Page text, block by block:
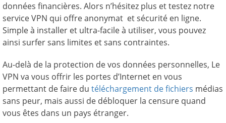
données financières. Alors n’hésitez plus et testez notre
service VPN qui offre anonymat et sécurité en ligne.
Simple à installer et ultra-facile à utiliser, vous pouvez
ainsi surfer sans limites et sans contraintes.
Au-delà de la protection de vos données personnelles, Le
VPN va vous offrir les portes d’Internet en vous
permettant de faire du téléchargement de fichiers médias
sans peur, mais aussi de débloquer la censure quand
vous êtes dans un pays étranger.